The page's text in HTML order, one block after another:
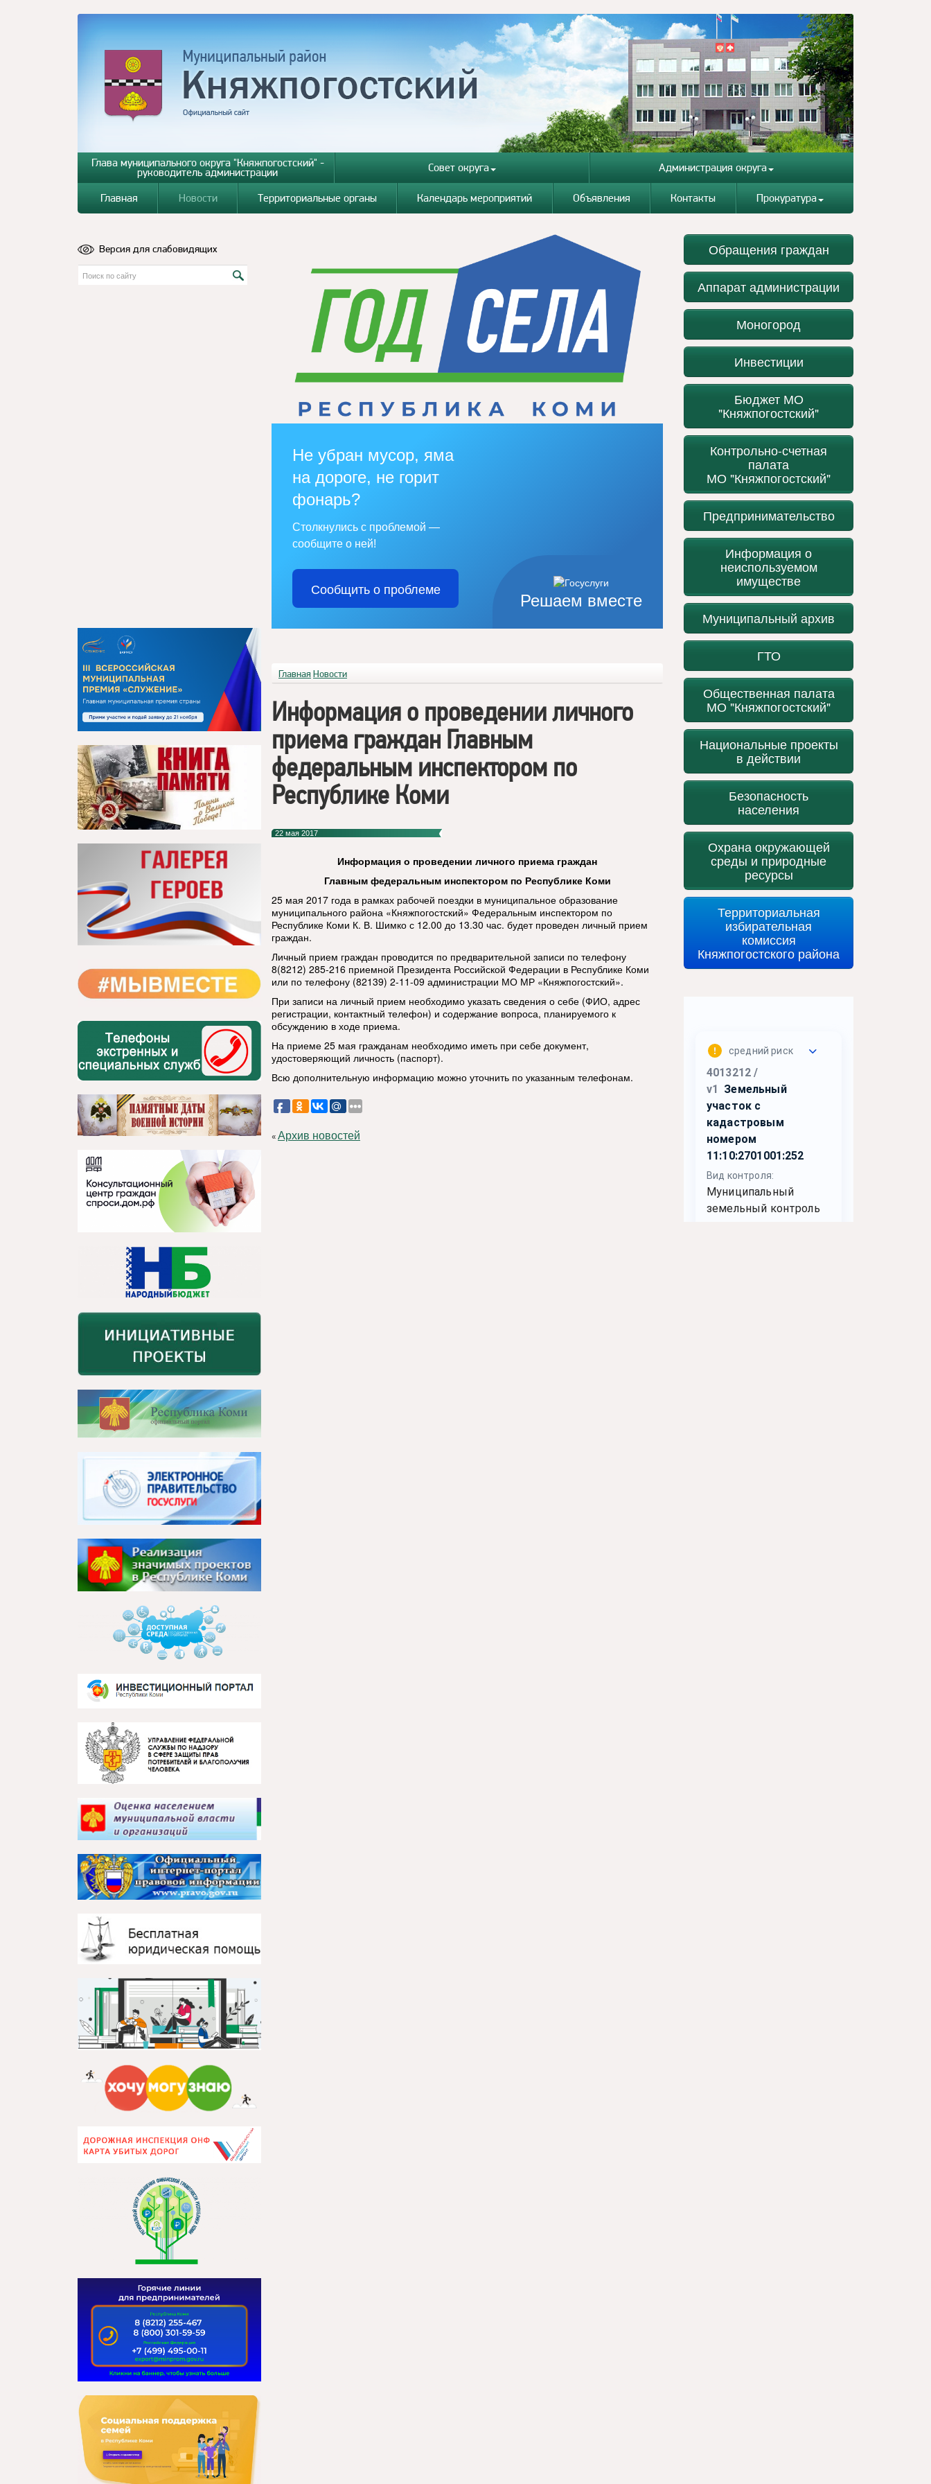
Глава муниципального округа "Княжпогостский" -
руководитель администрации Совет округа Администрация округа
Главная Новости Территориальные органы Календарь мероприятий Объявления Контакты Прокуратура
Версия для слабовидящих
Решаем вместе
Не убран мусор, яма
на дороге, не горит
фонарь?
Столкнулись с проблемой —
сообщите о ней!
Сообщить о проблеме
Главная Новости
Информация о проведении личного
приема граждан Главным
федеральным инспектором по
Республике Коми
22 мая 2017
Информация о проведении личного приема граждан
Главным федеральным инспектором по Республике Коми
25 мая 2017 года в рамках рабочей поездки в муниципальное образование
муниципального района «Княжпогостский» Федеральным инспектором по
Республике Коми К. В. Шимко с 12.00 до 13.30 час. будет проведен личный прием
граждан.
Личный прием граждан проводится по предварительной записи по телефону
8(8212) 285-216 приемной Президента Российской Федерации в Республике Коми
или по телефону (82139) 2-11-09 администрации МО МР «Княжпогостский».
При записи на личный прием необходимо указать сведения о себе (ФИО, адрес
регистрации, контактный телефон) и содержание вопроса, планируемого к
обсуждению в ходе приема.
На приеме 25 мая гражданам необходимо иметь при себе документ,
удостоверяющий личность (паспорт).
Всю дополнительную информацию можно уточнить по указанным телефонам.
«Архив новостей
Обращения граждан
Аппарат администрации
Моногород
Инвестиции
Бюджет МО
"Княжпогостский"
Контрольно-счетная
палата
МО "Княжпогостский"
Предпринимательство
Информация о
неиспользуемом
имуществе
Муниципальный архив
ГТО
Общественная палата
МО "Княжпогостский"
Национальные проекты
в действии
Безопасность
населения
Охрана окружающей
среды и природные
ресурсы
Территориальная
избирательная
комиссия
Княжпогостского района